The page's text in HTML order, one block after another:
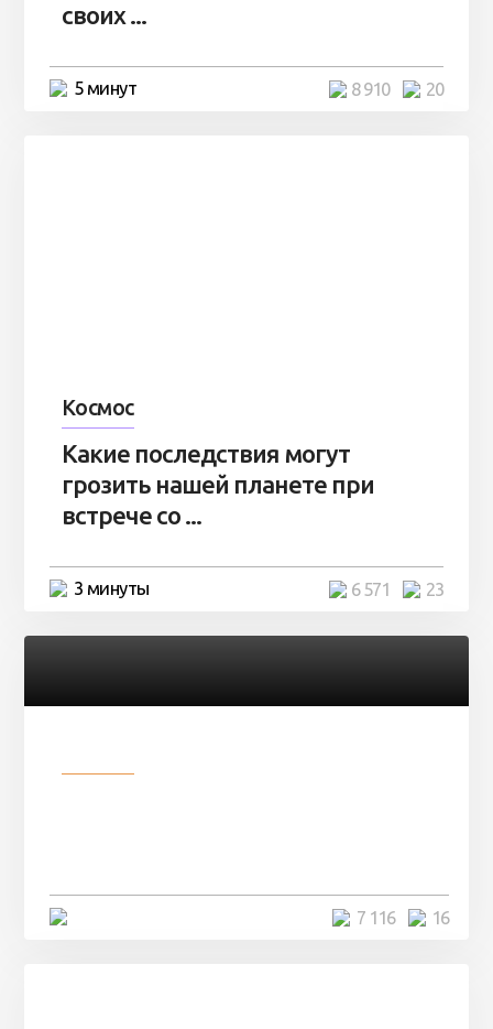
своих ...
5 минут 20
8 910
Космос
Какие последствия могут
грозить нашей планете при
встрече со ...
3 минуты 23
6 571
16
7 116